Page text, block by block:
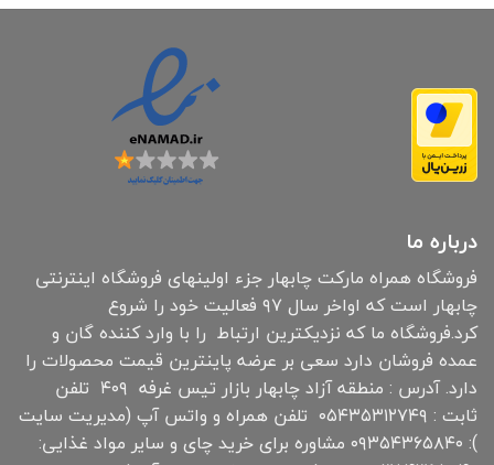
درباره ما
فروشگاه همراه مارکت چابهار جزء اولینهای فروشگاه اینترنتی
چابهار است که اواخر سال ۹۷ فعالیت خود را شروع
کرد.فروشگاه ما که نزدیکترین ارتباط را با وارد کننده گان و
عمده فروشان دارد سعی بر عرضه پاینترین قیمت محصولات را
دارد. آدرس : منطقه آزاد چابهار بازار تیس غرفه ۴۰۹ تلفن
ثابت : ۰۵۴۳۵۳۱۲۷۴۹ تلفن همراه و واتس آپ (مدیریت سایت
): ۰۹۳۵۴۳۶۵۸۴۰ مشاوره برای خرید چای و سایر مواد غذایی: